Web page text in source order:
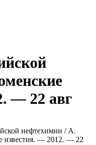
— 22 авг
нефтехимии / А.
известия. — 2012. — 22